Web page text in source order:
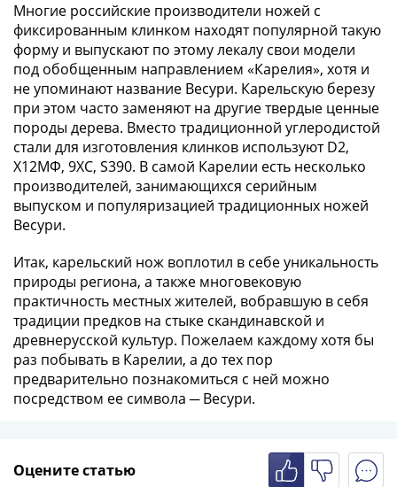
1584)
Василий
(1505-­
1533)
Иван
(1462-­
1505)
Василий
Темный
(1425-­
1462)
Псков
(1425-­
1510)
Новгород
(1420-­
Суздальское
Многие российские производители ножей с
фиксированным клинком находят популярной такую
форму и выпускают по этому лекалу свои модели
под обобщенным направлением «Карелия», хотя и
не упоминают название Весури. Карельскую березу
при этом часто заменяют на другие твердые ценные
породы дерева. Вместо традиционной углеродистой
стали для изготовления клинков используют D2,
Х12МФ, 9ХС, S390. В самой Карелии есть несколько
производителей, занимающихся серийным
выпуском и популяризацией традиционных ножей
Весури.
Итак, карельский нож воплотил в себе уникальность
природы региона, а также многовековую
практичность местных жителей, вобравшую в себя
традиции предков на стыке скандинавской и
древнерусской культур. Пожелаем каждому хотя бы
раз побывать в Карелии, а до тех пор
предварительно познакомиться с ней можно
посредством ее символа ─ Весури.
Оцените статью